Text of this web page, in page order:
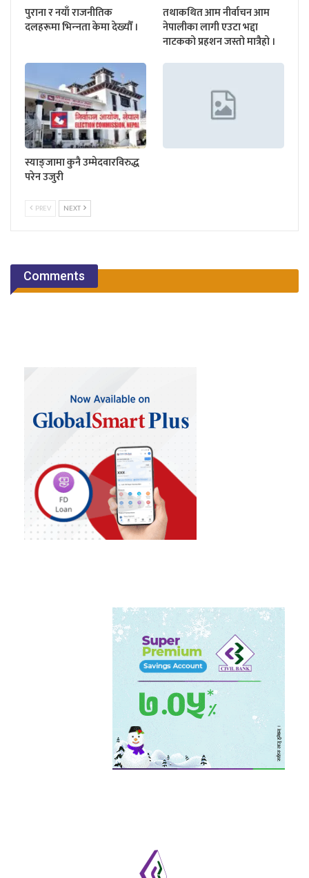
पुराना र नयाँ राजनीतिक
दलहरूमा भिन्‍नता केमा देख्यौँ ।
तथाकथित आम नीर्वाचन आम
नेपालीका लागी एउटा भद्दा
नाटकको प्रहशन जस्तो मात्रैहो ।
स्याङ्जामा कुनै उम्मेदवारविरुद्ध
परेन उजुरी
PREV NEXT
Comments